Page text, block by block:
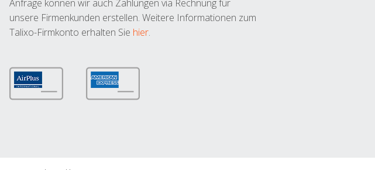
Anfrage können wir auch Zahlungen via Rechnung für
unsere Firmenkunden erstellen. Weitere Informationen zum
Talixo-Firmkonto erhalten Sie hier.